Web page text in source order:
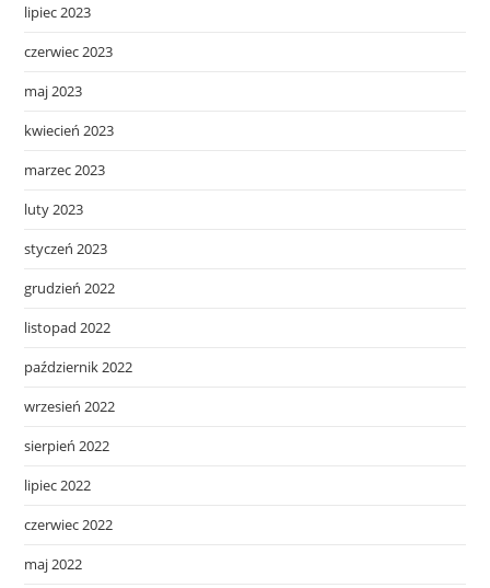
lipiec 2023
czerwiec 2023
maj 2023
kwiecień 2023
marzec 2023
luty 2023
styczeń 2023
grudzień 2022
listopad 2022
październik 2022
wrzesień 2022
sierpień 2022
lipiec 2022
czerwiec 2022
maj 2022